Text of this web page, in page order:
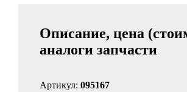
Описание, цена
аналоги запчасти
Артикул: 095167